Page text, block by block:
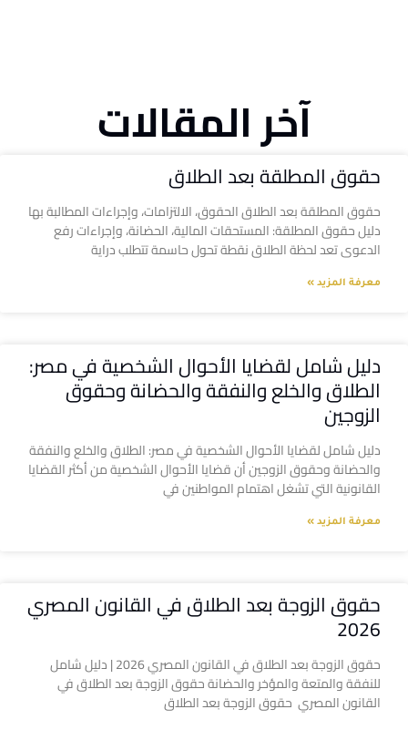
آخر المقالات
حقوق المطلقة بعد الطلاق
حقوق المطلقة بعد الطلاق الحقوق، الالتزامات، وإجراءات المطالبة بها
دليل حقوق المطلقة: المستحقات المالية، الحضانة، وإجراءات رفع
الدعوى تعد لحظة الطلاق نقطة تحول حاسمة تتطلب دراية
معرفة المزيد »
دليل شامل لقضايا الأحوال الشخصية في مصر:
الطلاق والخلع والنفقة والحضانة وحقوق
الزوجين
دليل شامل لقضايا الأحوال الشخصية في مصر: الطلاق والخلع والنفقة
والحضانة وحقوق الزوجين أن قضايا الأحوال الشخصية من أكثر القضايا
القانونية التي تشغل اهتمام المواطنين في
معرفة المزيد »
حقوق الزوجة بعد الطلاق في القانون المصري
2026
حقوق الزوجة بعد الطلاق في القانون المصري 2026 | دليل شامل
للنفقة والمتعة والمؤخر والحضانة حقوق الزوجة بعد الطلاق في
القانون المصري حقوق الزوجة بعد الطلاق